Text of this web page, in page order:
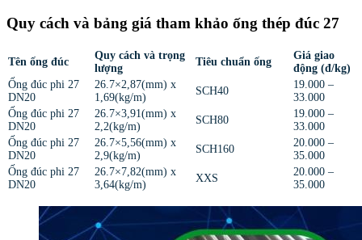
Quy cách và bảng giá tham khảo ống thép đúc 27
Tên ống đúc
Quy cách và trọng
lượng
Tiêu chuẩn ống
Giá giao
động (đ/kg)
Ống đúc phi 27
DN20
26.7×2,87(mm) x
1,69(kg/m)
SCH40
19.000 –
33.000
Ống đúc phi 27
DN20
26.7×3,91(mm) x
2,2(kg/m)
SCH80
19.000 –
33.000
Ống đúc phi 27
DN20
26.7×5,56(mm) x
2,9(kg/m)
SCH160
20.000 –
35.000
Ống đúc phi 27
DN20
26.7×7,82(mm) x
3,64(kg/m)
XXS
20.000 –
35.000